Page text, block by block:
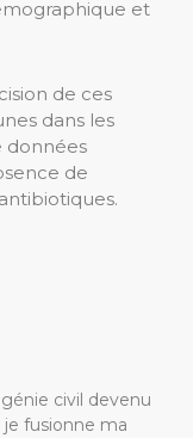
et
de ces
dans les
données
de
civil devenu
je fusionne ma